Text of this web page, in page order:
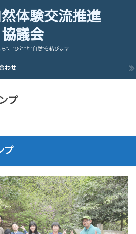
体験交流推進
協議会
ち”、“ひと”と“自然”を結びます
わせ
プ
プ